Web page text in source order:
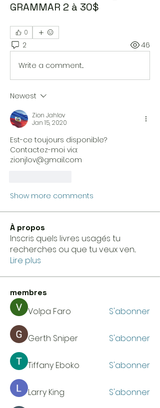
GRAMMAR 2 à 30$
0
2 46
Write a comment...
Newest
Zion Jahlov
Jan 15, 2020
Est-ce toujours disponible?
Contactez-moi via:
zionjlov@gmail.com
Show more comments
À propos
Inscris quels livres usagés tu
recherches ou que tu veux ven...
Lire plus
membres
Volpa Faro S'abonner
Gerth Sniper S'abonner
Tiffany Eboko S'abonner
Larry King S'abonner